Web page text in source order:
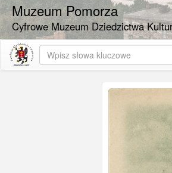
Muzeum Pomorza
Cyfrowe Muzeum Dziedzictwa